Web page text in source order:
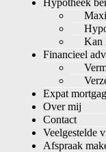
Hypotheek
Kan
Financieel
Expat
Over mij
Contact
Veelgestelde
Afspraak